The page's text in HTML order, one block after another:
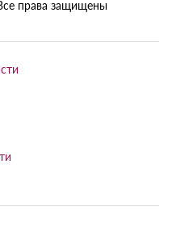
права защищены